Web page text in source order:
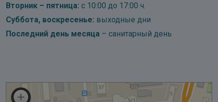
Вторник – пятница: с 10:00 до 17:00 ч.
Суббота, воскресенье: выходные дни
Последний день месяца – санитарный день